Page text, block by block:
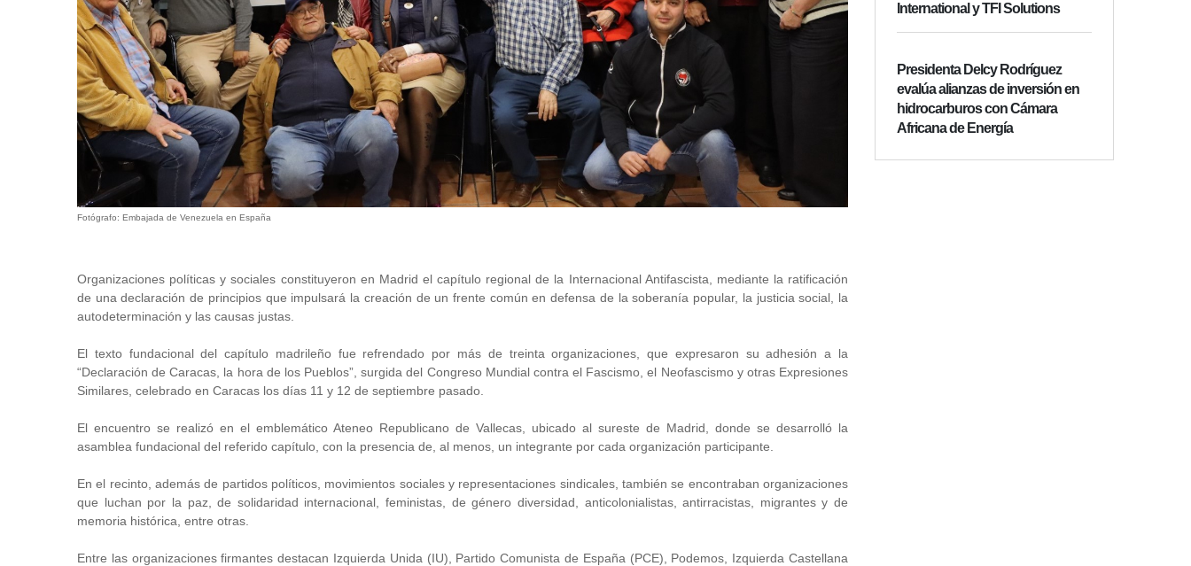
Fotógrafo: Embajada de Venezuela en España
Organizaciones políticas y sociales constituyeron en Madrid el capítulo regional de la Internacional Antifascista, mediante la ratificación
de una declaración de principios que impulsará la creación de un frente común en defensa de la soberanía popular, la justicia social, la
autodeterminación y las causas justas.
El texto fundacional del capítulo madrileño fue refrendado por más de treinta organizaciones, que expresaron su adhesión a la
“Declaración de Caracas, la hora de los Pueblos”, surgida del Congreso Mundial contra el Fascismo, el Neofascismo y otras Expresiones
Similares, celebrado en Caracas los días 11 y 12 de septiembre pasado.
El encuentro se realizó en el emblemático Ateneo Republicano de Vallecas, ubicado al sureste de Madrid, donde se desarrolló la
asamblea fundacional del referido capítulo, con la presencia de, al menos, un integrante por cada organización participante.
En el recinto, además de partidos políticos, movimientos sociales y representaciones sindicales, también se encontraban organizaciones
que luchan por la paz, de solidaridad internacional, feministas, de género diversidad, anticolonialistas, antirracistas, migrantes y de
memoria histórica, entre otras.
Entre las organizaciones firmantes destacan Izquierda Unida (IU), Partido Comunista de España (PCE), Podemos, Izquierda Castellana
International y TFI Solutions
Presidenta Delcy Rodríguez
evalúa alianzas de inversión en
hidrocarburos con Cámara
Africana de Energía